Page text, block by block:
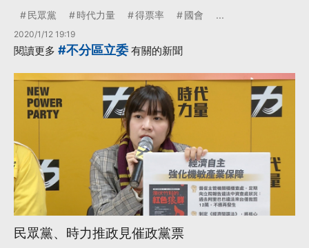
民眾黨 時代力量 得票率 國會 ...
2020/1/12 19:19
閱讀更多 #不分區立委 有關的新聞
民眾黨、時力推政見催政黨票